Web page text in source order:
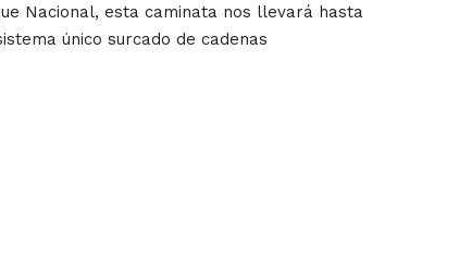
Nacional, esta caminata nos llevará hasta
único surcado de cadenas